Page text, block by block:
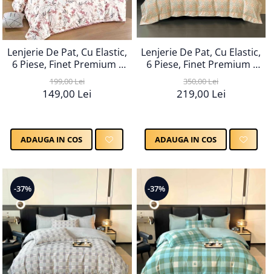
Lenjerie De Pat, Cu Elastic,
6 Piese, Finet Premium -
LPBF6PE117
199,00 Lei
149,00 Lei
ADAUGA IN COS
Lenjerie De Pat, Cu Elastic,
6 Piese, Finet Premium -
LPBF6PE63
350,00 Lei
219,00 Lei
ADAUGA IN COS
-37% -37%